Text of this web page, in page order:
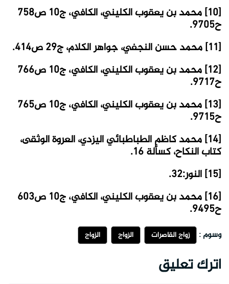
[10] محمد بن يعقوب الكليني، الكافي، ج10 ص758
ح9705.
[11] محمد حسن النجفي، جواهر الكلام، ج29 ص414.
[12] محمد بن يعقوب الكليني، الكافي، ج10 ص766
ح9717.
[13] محمد بن يعقوب الكليني، الكافي، ج10 ص765
ح9715.
[14] محمد كاظم الطباطبائي اليزدي، العروة الوثقى،
كتاب النكاح، كسألة 16.
[15] النور:32.
[16] محمد بن يعقوب الكليني، الكافي، ج10 ص603
ح9495.
وسوم : زواج القاصرات الزواج الزواج
اترك تعليق